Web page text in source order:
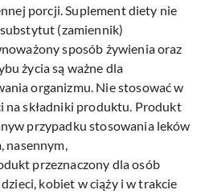
porcji. Suplement diety nie
(zamiennik)
sposób żywienia oraz
życia są ważne dla
organizmu. Nie stosować w
na składniki produktu. Produkt
przypadku stosowania leków
nasennym,
przeznaczony dla osób
kobiet w ciąży i w trakcie